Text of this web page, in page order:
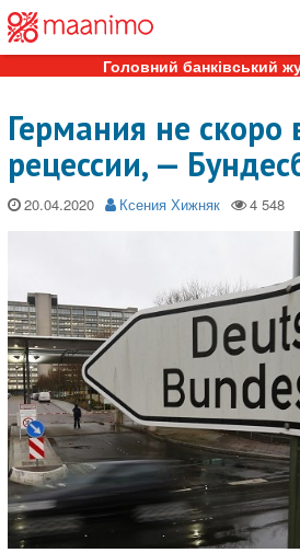
Головний банківський
Германия не скоро
рецессии, —
20.04.2020 Ксения Хижняк